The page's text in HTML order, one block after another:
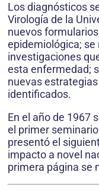
Los diagnósticos
Virología de la
nuevos
epidemiológica;
investigaciones
esta enfermedad;
nuevas
identificados.
En el año de 1967
el primer
presentó el
impacto a novel
primera página se